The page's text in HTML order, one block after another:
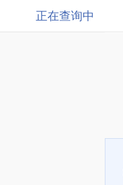
正在查询中